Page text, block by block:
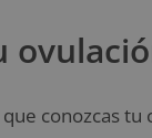
conozcas